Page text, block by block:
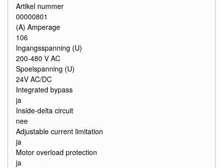
Artikel nummer
00000801
(A) Amperage
106
Ingangsspanning (U)
200-480 V AC
Spoelspanning (U)
24V AC/DC
Integrated bypass
ja
Inside-delta circuit
nee
Adjustable current limitation
ja
Motor overload protection
ja